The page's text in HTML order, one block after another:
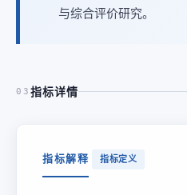
与综合评价研究。
03 指标详情
指标解释 指标定义